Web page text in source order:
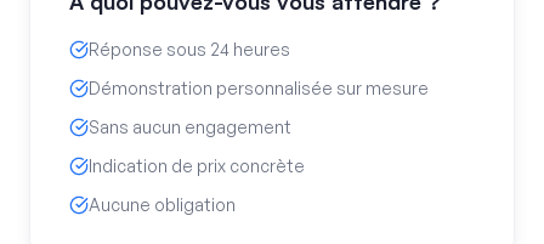
Réponse sous 24 heures
Démonstration personnalisée sur mesure
Sans aucun engagement
Indication de prix concrète
Aucune obligation